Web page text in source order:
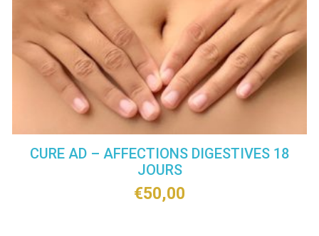
CURE AD – AFFECTIONS DIGESTIVES 18
JOURS
€50,00